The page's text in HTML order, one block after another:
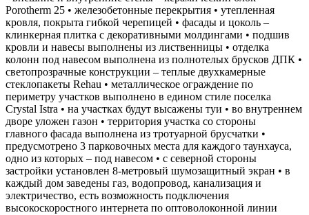
Porotherm 25 • железобетонные перекрытия • утепленная
кровля, покрыта гибкой черепицей • фасады и цоколь –
клинкерная плитка с декоративными молдингами • подшив
кровли и навесы выполнены из лиственницы • отделка
колонн под навесом выполнена из полнотелых брусков ДПК •
светопрозрачные конструкции – теплые двухкамерные
стеклопакеты Rehau • металлическое ограждение по
периметру участков выполнено в едином стиле поселка
Crystal Istra • на участках будут высажены туи • во внутреннем
дворе уложен газон • территория участка со стороны
главного фасада выполнена из тротуарной брусчатки •
предусмотрено 3 парковочных места для каждого таунхауса,
одно из которых – под навесом • с северной стороны
застройки установлен 8-метровый шумозащитный экран • в
каждый дом заведены газ, водопровод, канализация и
электричество, есть возможность подключения
высокоскоростного интернета по оптоволоконной линии